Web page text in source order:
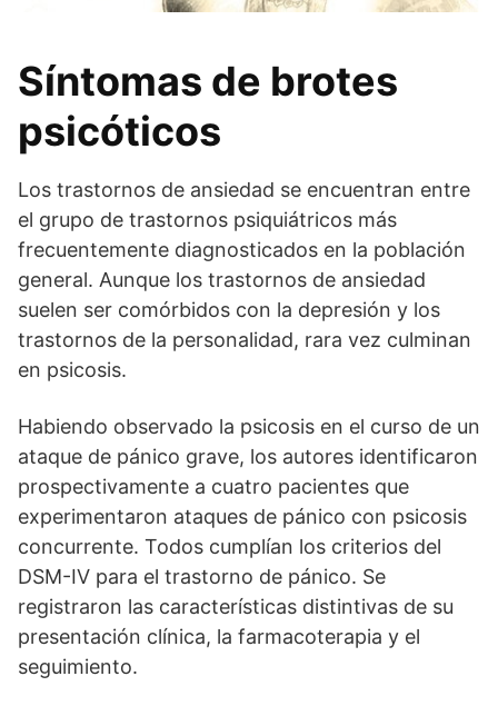
Síntomas de brotes
psicóticos
Los trastornos de ansiedad se encuentran entre
el grupo de trastornos psiquiátricos más
frecuentemente diagnosticados en la población
general. Aunque los trastornos de ansiedad
suelen ser comórbidos con la depresión y los
trastornos de la personalidad, rara vez culminan
en psicosis.
Habiendo observado la psicosis en el curso de un
ataque de pánico grave, los autores identificaron
prospectivamente a cuatro pacientes que
experimentaron ataques de pánico con psicosis
concurrente. Todos cumplían los criterios del
DSM-IV para el trastorno de pánico. Se
registraron las características distintivas de su
presentación clínica, la farmacoterapia y el
seguimiento.